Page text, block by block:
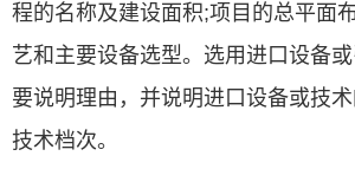
程的名称及建设面积;项目的总平面
艺和主要设备选型。选用进口设备
要说明理由，并说明进口设备或技
技术档次。